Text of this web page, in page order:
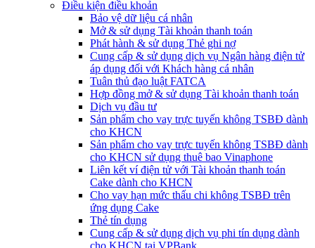
Điều kiện điều khoản
Bảo vệ dữ liệu cá nhân
Mở & sử dụng Tài khoản thanh toán
Phát hành & sử dụng Thẻ ghi nợ
Cung cấp & sử dụng dịch vụ Ngân hàng điện tử
áp dụng đối với Khách hàng cá nhân
Tuân thủ đạo luật FATCA
Hợp đồng mở & sử dụng Tài khoản thanh toán
Dịch vụ đầu tư
Sản phẩm cho vay trực tuyến không TSBĐ dành
cho KHCN
Sản phẩm cho vay trực tuyến không TSBĐ dành
cho KHCN sử dụng thuê bao Vinaphone
Liên kết ví điện tử với Tài khoản thanh toán
Cake dành cho KHCN
Cho vay hạn mức thấu chi không TSBĐ trên
ứng dụng Cake
Thẻ tín dụng
Cung cấp & sử dụng dịch vụ phi tín dụng dành
cho KHCN tại VPBank